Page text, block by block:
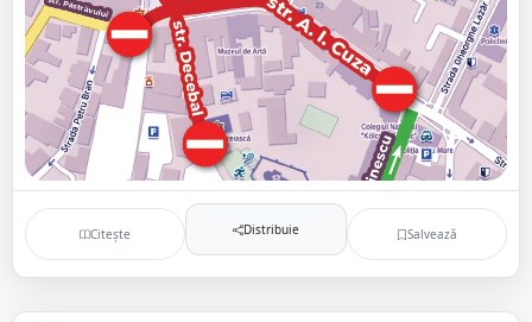
Citește Distribuie Salvează